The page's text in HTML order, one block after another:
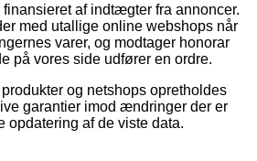
af indtægter fra annoncer.
med utallige online webshops når
varer, og modtager honorar
på vores side udfører en ordre.
og netshops opretholdes
garantier imod ændringer der er
opdatering af de viste data.